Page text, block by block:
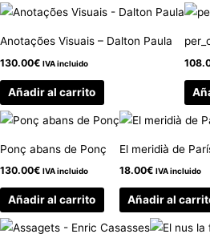
Anotações Visuais – Dalton Paula
130.00€ IVA incluido
Añadir al carrito
Ponç abans de Ponç
130.00€ IVA incluido
Añadir al carrito
El meridià de
18.00€ IVA incluido
Añadir al